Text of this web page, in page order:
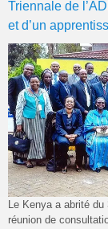
Triennale de
et d’un
Le Kenya a abrité
réunion de